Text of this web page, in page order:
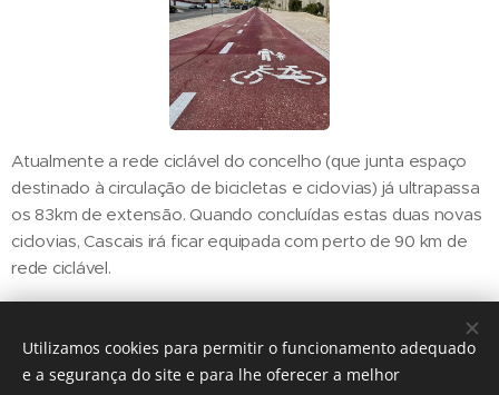
Atualmente a rede ciclável do concelho (que junta espaço
destinado à circulação de bicicletas e ciclovias) já ultrapassa
os 83km de extensão. Quando concluídas estas duas novas
ciclovias, Cascais irá ficar equipada com perto de 90 km de
rede ciclável.
Share
Utilizamos cookies para permitir o funcionamento adequado
e a segurança do site e para lhe oferecer a melhor